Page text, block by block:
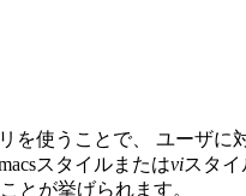
使うことで、 ユーザ
スタイルまたはviスタ
とが挙げられます。